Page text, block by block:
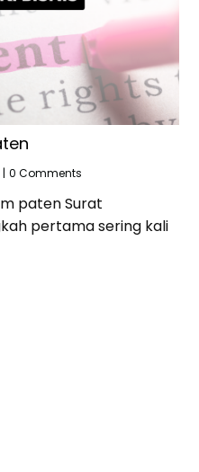
| 0 Comments
paten Surat
pertama sering kali